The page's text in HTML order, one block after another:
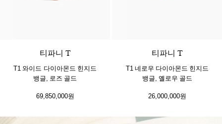
티파니 T
T1 와이드 다이아몬드 힌지드
뱅글, 로즈 골드
69,850,000원
티파니 T
T1 네로우 다이아몬드 힌지드
뱅글, 옐로우 골드
26,000,000원